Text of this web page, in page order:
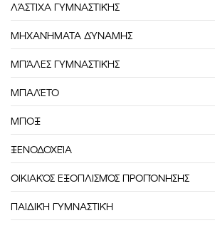
ΛΆΣΤΙΧΑ ΓΥΜΝΑΣΤΙΚΉΣ
ΜΗΧΑΝΉΜΑΤΑ ΔΎΝΑΜΗΣ
ΜΠΆΛΕΣ ΓΥΜΝΑΣΤΙΚΉΣ
ΜΠΑΛΈΤΟ
ΜΠΟΞ
ΞΕΝΟΔΟΧΕΊΑ
ΟΙΚΙΑΚΌΣ ΕΞΟΠΛΙΣΜΌΣ ΠΡΟΠΌΝΗΣΗΣ
ΠΑΙΔΙΚΉ ΓΥΜΝΑΣΤΙΚΉ